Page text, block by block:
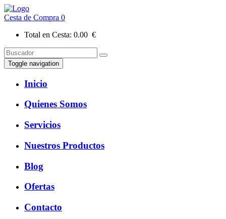
Cesta de Compra 0
Total en Cesta: 0.00 €
Toggle navigation
Inicio
Quienes Somos
Servicios
Nuestros Productos
Blog
Ofertas
Contacto